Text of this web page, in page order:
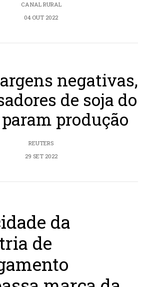
CANAL RURAL
04 OUT 2022
negativas,
de soja do
produção
REUTERS
29 SET 2022
da
de